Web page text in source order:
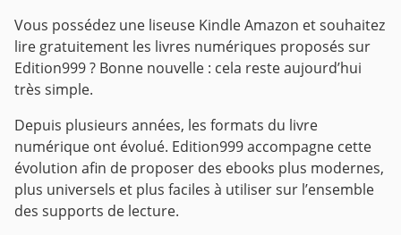
Vous possédez une liseuse Kindle Amazon et souhaitez
lire gratuitement les livres numériques proposés sur
Edition999 ? Bonne nouvelle : cela reste aujourd’hui
très simple.
Depuis plusieurs années, les formats du livre
numérique ont évolué. Edition999 accompagne cette
évolution afin de proposer des ebooks plus modernes,
plus universels et plus faciles à utiliser sur l’ensemble
des supports de lecture.